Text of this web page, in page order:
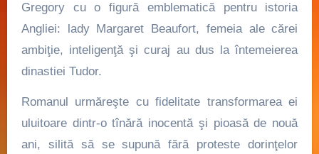
Gregory cu o figură emblematică pentru istoria
Angliei: lady Margaret Beaufort, femeia ale cărei
ambiţie, inteligenţă şi curaj au dus la întemeierea
dinastiei Tudor.
Romanul urmăreşte cu fidelitate transformarea ei
uluitoare dintr-o tînără inocentă şi pioasă de nouă
ani, silită să se supună fără proteste dorinţelor